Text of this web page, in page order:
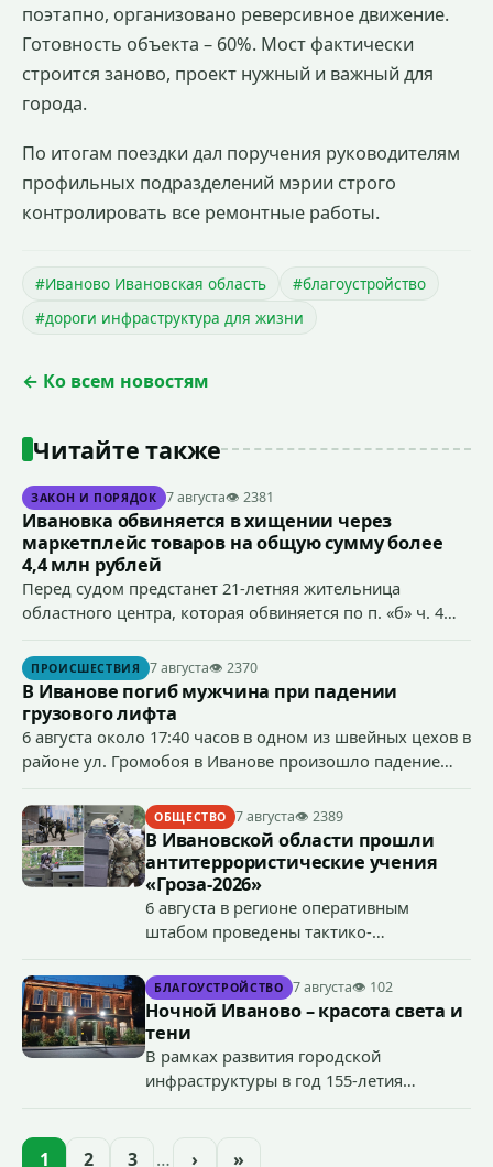
поэтапно, организовано реверсивное движение.
Готовность объекта – 60%. Мост фактически
строится заново, проект нужный и важный для
города.
По итогам поездки дал поручения руководителям
профильных подразделений мэрии строго
контролировать все ремонтные работы.
#Иваново Ивановская область
#благоустройство
#дороги инфраструктура для жизни
← Ко всем новостям
Читайте также
ЗАКОН И ПОРЯДОК 7 августа👁 2381
Ивановка обвиняется в хищении через
маркетплейс товаров на общую сумму более
4,4 млн рублей
Перед судом предстанет 21-летняя жительница
областного центра, которая обвиняется по п. «б» ч. 4
сумму более 4,4 млн рублей через маркетплейс.
ПРОИСШЕСТВИЯ 7 августа👁 2370
В Иванове погиб мужчина при падении
грузового лифта
6 августа около 17:40 часов в одном из швейных цехов в
районе ул. Громобоя в Иванове произошло падение
ОБЩЕСТВО 7 августа👁 2389
В Ивановской области прошли
антитеррористические учения
«Гроза-2026»
6 августа в регионе оперативным
штабом проведены тактико-
террористического акта на объекте
органов государственной власти.
«Гроза-2026».
БЛАГОУСТРОЙСТВО 7 августа👁 102
Ночной Иваново – красота света и
тени
В рамках развития городской
инфраструктуры в год 155-летия
проекта подсветки исторических
1 2 3 … › »